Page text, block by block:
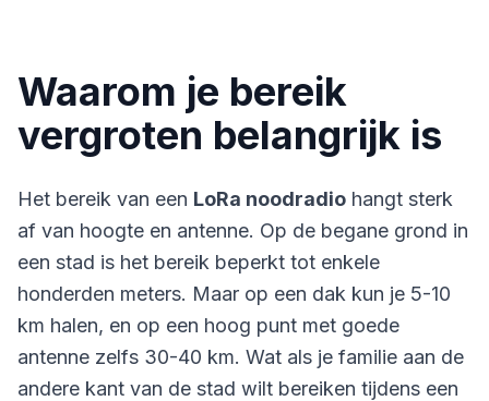
Waarom je bereik
vergroten belangrijk is
Het bereik van een LoRa noodradio hangt sterk
af van hoogte en antenne. Op de begane grond in
een stad is het bereik beperkt tot enkele
honderden meters. Maar op een dak kun je 5-10
km halen, en op een hoog punt met goede
antenne zelfs 30-40 km. Wat als je familie aan de
andere kant van de stad wilt bereiken tijdens een